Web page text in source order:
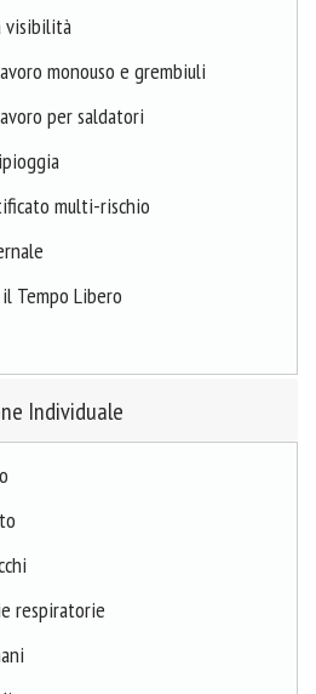
visibilità
monouso e grembiuli
per saldatori
multi-rischio
Tempo Libero
Individuale
respiratorie